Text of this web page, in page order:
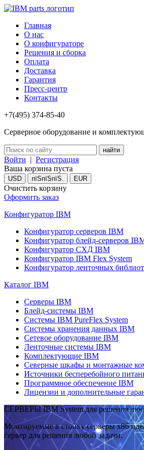
Главная
О нас
О конфигураторе
Решения и сборка
Оплата
Доставка
Гарантия
Пресс-центр
Контакты
+7(495) 374-85-40
Серверное оборудование и
Войти | Регистрация
Ваша корзина пуста
USD пїЅпїЅпїЅ. EUR
Очистить корзину
Оформить заказ
Конфигуратор IBM
Конфигуратор серверов IBM
Конфигуратор блейд-серверов
Конфигуратор СХД IBM
Конфигуратор IBM Flex System
Конфигуратор ленточных
Каталог IBM
Серверы IBM
Блейд-системы IBM
Системы IBM PureFlex System
Системы хранения данных IBM
Сетевое оборудование IBM
Ленточные системы IBM
Комплектующие IBM
Северные шкафы и монтажные
Источники бесперебойного
Программное обеспечение IBM
Лицензии и дополнительные
СЕРВЕРЫ IBM System для решения
Монтируемые в стойку серверы x86
сервер для решения любой задачи.